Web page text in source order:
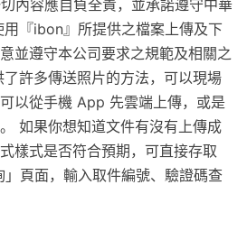
內容應自負全責，並承諾遵守中華
『ibon』所提供之檔案上傳及下
並遵守本公司要求之規範及相關之
許多傳送照片的方法，可以現場
以從手機 App 先雲端上傳，或是
如果你想知道文件有沒有上傳成
樣式是否符合預期，可直接存取
頁面，輸入取件編號、驗證碼查